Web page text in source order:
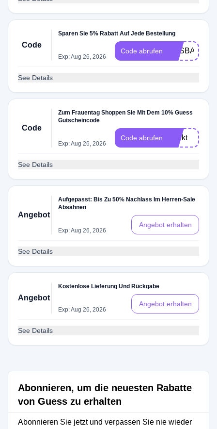
Code
Sparen Sie 5% Rabatt Auf Jede Bestellung
Exp: Aug 26, 2026
Code abrufen ESSBACK5
See Details
Code
Zum Frauentag Shoppen Sie Mit Dem 10% Guess
Gutscheincode
Exp: Aug 26, 2026
Code abrufen
direkt
abgezogen
See Details
Angebot
Aufgepasst: Bis Zu 50% Nachlass Im Herren-Sale
Absahnen
Exp: Aug 26, 2026
Angebot erhalten
See Details
Angebot
Kostenlose Lieferung Und Rückgabe
Exp: Aug 26, 2026
Angebot erhalten
See Details
Abonnieren, um die neuesten Rabatte
von Guess zu erhalten
Abonnieren Sie jetzt und verpassen Sie nie wieder